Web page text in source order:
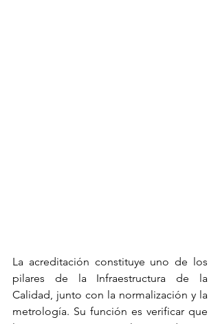
La acreditación constituye uno de los
pilares de la Infraestructura de la
Calidad, junto con la normalización y la
metrología. Su función es verificar que